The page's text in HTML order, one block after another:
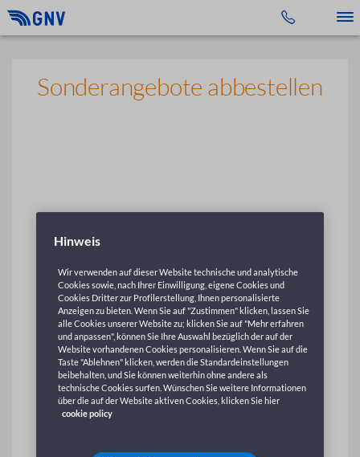
Sonderangebote abbestellen
Hinweis
Wir verwenden auf dieser Website technische und analytische
Cookies sowie, nach Ihrer Einwilligung, eigene Cookies und
Cookies Dritter zur Profilerstellung, Ihnen personalisierte
Anzeigen zu bieten. Wenn Sie auf "Zustimmen" klicken, lassen Sie
alle Cookies unserer Website zu; klicken Sie auf "Mehr erfahren
und anpassen", können Sie Ihre Auswahl bezüglich der auf der
Website vorhandenen Cookies personalisieren. Wenn Sie auf die
Taste "Ablehnen" klicken, werden die Standardeinstellungen
beibehalten, und Sie können weiterhin ohne andere als
technische Cookies surfen. Wünschen Sie weitere Informationen
über die auf der Website aktiven Cookies, klicken Sie hier
cookie policy